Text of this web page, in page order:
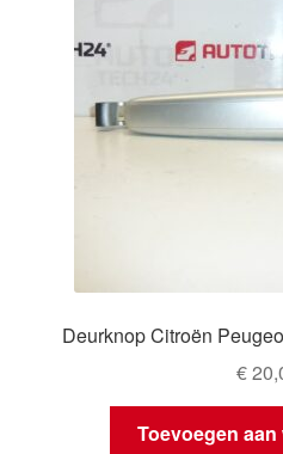
Deurknop Citroën
€
Toevoegen